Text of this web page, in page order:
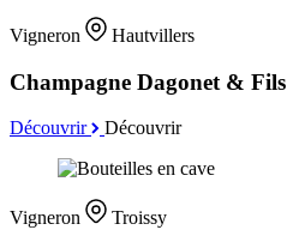
Vigneron Hautvillers
Champagne Dagonet & Fils
Découvrir Découvrir
Vigneron Troissy